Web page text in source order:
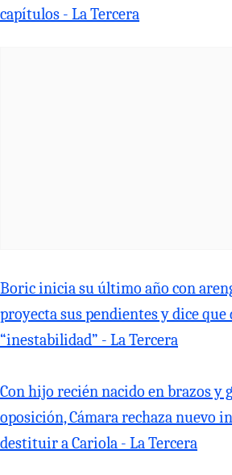
capítulos - La Tercera
Boric inicia su último año con
proyecta sus pendientes y dice
“inestabilidad” - La Tercera
Con hijo recién nacido en brazos y
oposición, Cámara rechaza nuevo
destituir a Cariola - La Tercera